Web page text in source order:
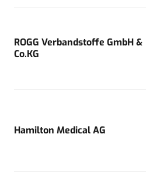
ROGG Verbandstoffe GmbH &
Co.KG
Hamilton Medical AG